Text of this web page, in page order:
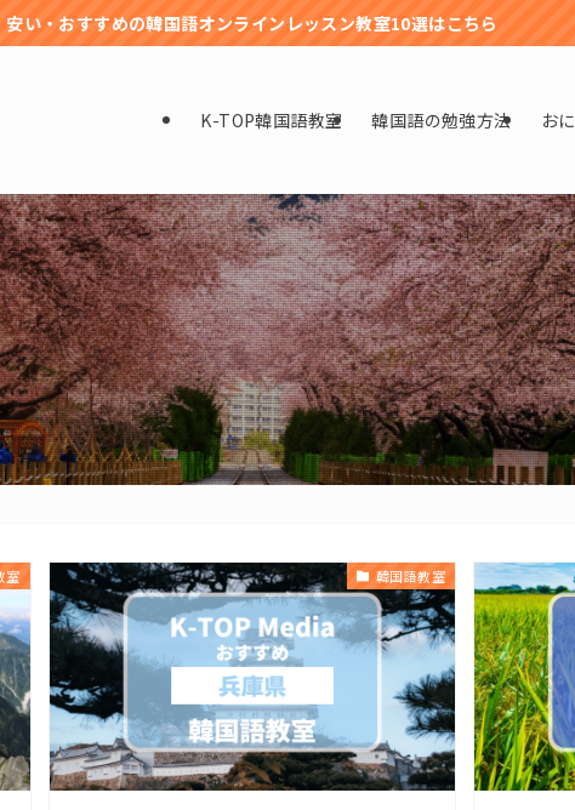
安い・おすすめの韓国語オンラインレッスン教室10選はこちら
K-TOP韓国語教室 韓国語の勉強方法 お
室 韓国語教室